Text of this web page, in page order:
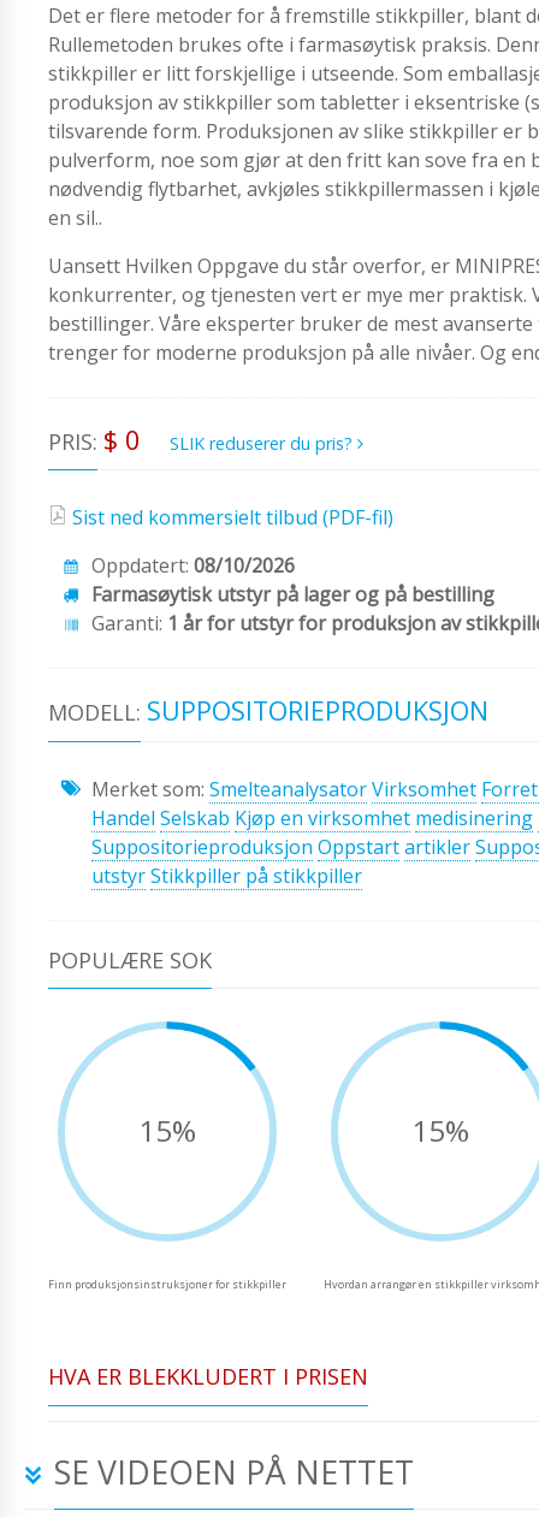
Det er flere metoder for å fremstille stikkpiller, blant
Rullemetoden brukes ofte i farmasøytisk praksis.
stikkpiller er litt forskjellige i utseende. Som
produksjon av stikkpiller som tabletter i eksentriske
tilsvarende form. Produksjonen av slike stikkpiller
pulverform, noe som gjør at den fritt kan sove fra
nødvendig flytbarhet, avkjøles stikkpillermassen i
en sil..
Uansett Hvilken Oppgave du står overfor, er
konkurrenter, og tjenesten vert er mye mer
bestillinger. Våre eksperter bruker de mest
trenger for moderne produksjon på alle nivåer. Og
PRIS: $ 0 SLIK reduserer du pris?
Sist ned kommersielt tilbud (PDF-fil)
Oppdatert: 08/10/2026
Farmasøytisk utstyr på lager og på bestilling
Garanti: 1 år for utstyr for produksjon av
MODELL: SUPPOSITORIEPRODUKSJON
Merket som: SmelteanalysatorVirksomhet
Handel Selskab Kjøp en virksomhet medisinering
Suppositorieproduksjon Oppstartartikler
utstyrStikkpiller på stikkpiller
POPULÆRE SOK
15%
Finn produksjonsinstruksjoner for stikkpiller
15%
Hvordan arrangør en stikkpiller
HVA ER BLEKKLUDERT I PRISEN
SE VIDEOEN PÅ NETTET